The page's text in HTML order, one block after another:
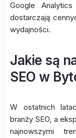
Google
dostarczają
wydajności.
Jakie są
SEO w
W ostatnich
branży SEO, a
najnowszymi